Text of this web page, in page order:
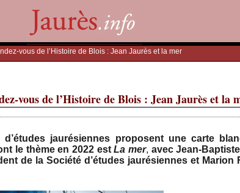
vous de l’Histoire de Blois : Jean Jaurès et la mer
vous de l’Histoire de Blois : Jean Jaurès et la
jaurésiennes proposent une carte
le thème en 2022 estLa mer, avec Jean-
de la Société d’études jaurésiennes et